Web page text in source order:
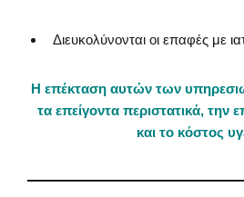
Διευκολύνονται οι επαφές με
Η επέκταση αυτών των
τα επείγοντα περιστατικά,
και το κόστος